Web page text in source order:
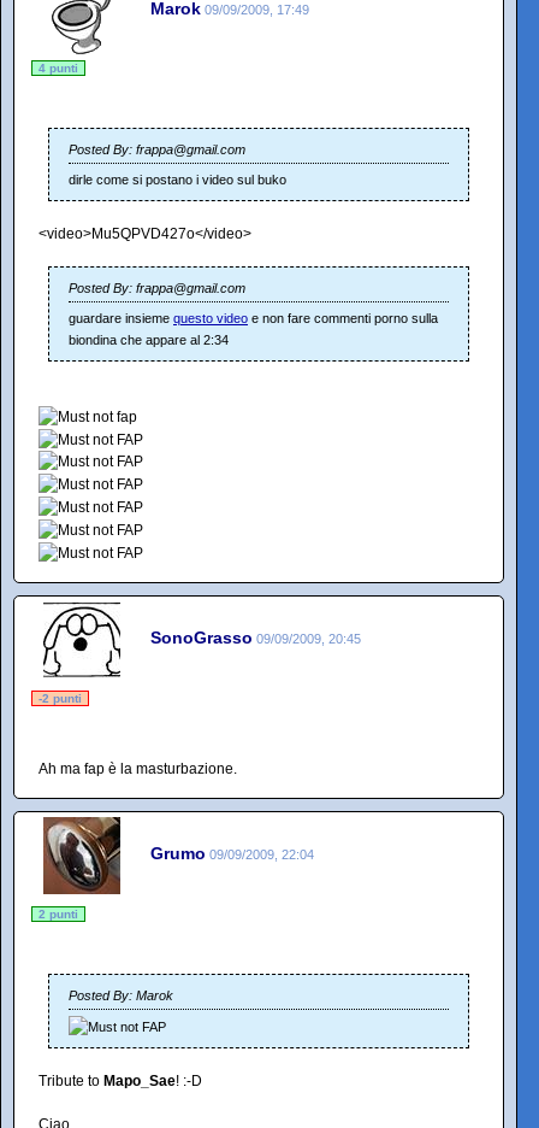
Marok 09/09/2009, 17:49
4 punti
Posted By: frappa@gmail.com
dirle come si postano i video sul buko
<video>Mu5QPVD427o</video>
Posted By: frappa@gmail.com
guardare insieme questo video e non fare commenti porno sulla
biondina che appare al 2:34
SonoGrasso 09/09/2009, 20:45
-2 punti
Ah ma fap è la masturbazione.
Grumo 09/09/2009, 22:04
2 punti
Posted By: Marok
Tribute to Mapo_Sae! :-D
Ciao